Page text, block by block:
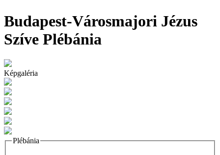
Budapest-Városmajori Jézus
Szíve Plébánia
Képgaléria
Plébánia